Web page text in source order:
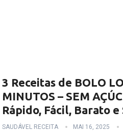
3 Receitas de BOLO
MINUTOS – SEM
Rápido, Fácil, Barato e
SAUDÁVEL RECEITA MAI 16, 2025